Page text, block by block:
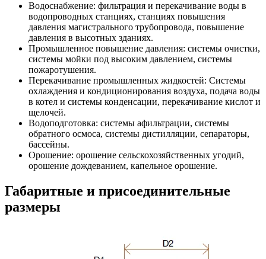
Водоснабжение: фильтрация и перекачивание воды в
водопроводных станциях, станциях повышения
давления магистрального трубопровода, повышение
давления в высотных зданиях.
Промышленное повышение давления: системы очистки,
системы мойки под высоким давлением, системы
пожаротушения.
Перекачивание промышленных жидкостей: Системы
охлаждения и кондиционирования воздуха, подача воды
в котел и системы конденсации, перекачивание кислот и
щелочей.
Водоподготовка: системы афильтрации, системы
обратного осмоса, системы дистилляции, сепараторы,
бассейны.
Орошение: орошение сельскохозяйственных угодий,
орошение дождеванием, капельное орошение.
Габаритные и присоединительные
размеры